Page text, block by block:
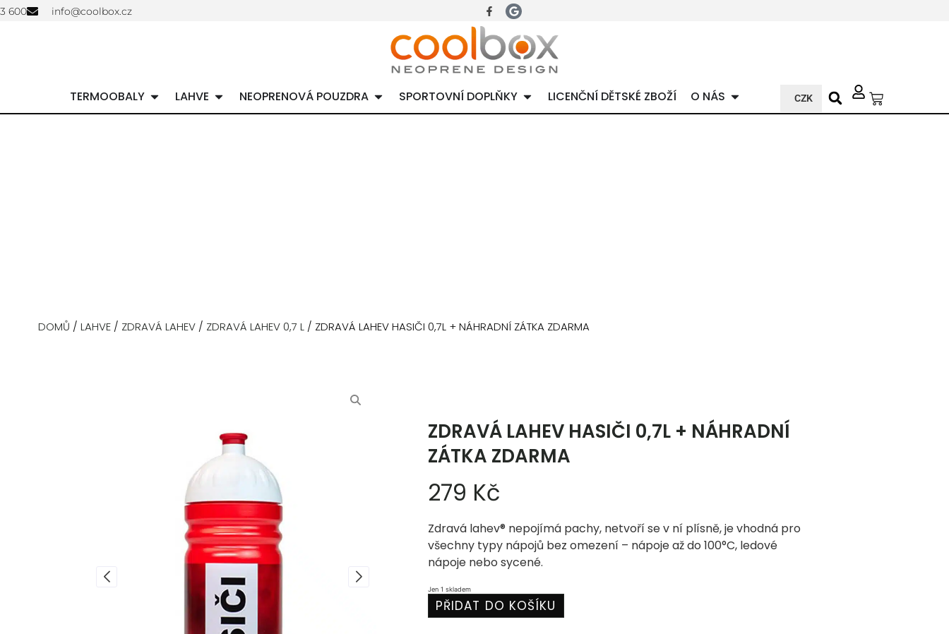
600 info@coolbox.cz
TERMOOBALY LAHVE NEOPRENOVÁ POUZDRA SPORTOVNÍ DOPLŇKY LICENČNÍ DĚTSKÉ ZBOŽÍ O NÁS CZK
DOMŮ / LAHVE/ ZDRAVÁ LAHEV/ ZDRAVÁ LAHEV 0,7 L/ ZDRAVÁ LAHEV HASIČI 0,7L + NÁHRADNÍ ZÁTKA ZDARMA
ZDRAVÁ LAHEV HASIČI 0,7L + NÁHRADNÍ
ZÁTKA ZDARMA
279 Kč
Zdravá lahev® nepojímá pachy, netvoří se v ní plísně, je vhodná pro
všechny typy nápojů bez omezení – nápoje až do 100°C, ledové
nápoje nebo sycené.
Jen 1 skladem
PŘIDAT DO KOŠÍKU